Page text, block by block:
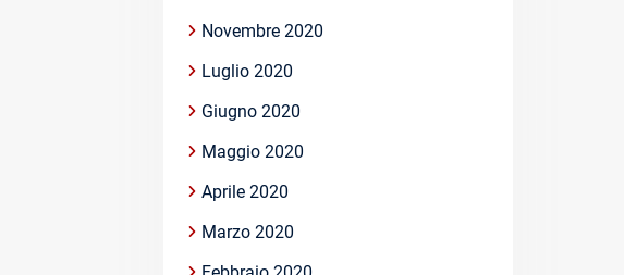
Novembre 2020
Luglio 2020
Giugno 2020
Maggio 2020
Aprile 2020
Marzo 2020